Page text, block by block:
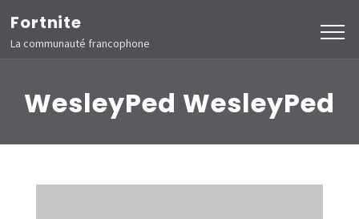
Aller
au
contenu
Entrée)
Fortnite
La communauté francophone
WesleyPed WesleyPed